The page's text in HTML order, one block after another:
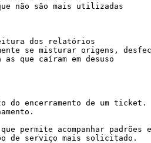
não são mais utilizadas
dos relatórios
se misturar origens,
que caíram em desuso
do encerramento de um
permite acompanhar
de serviço mais solicitado.